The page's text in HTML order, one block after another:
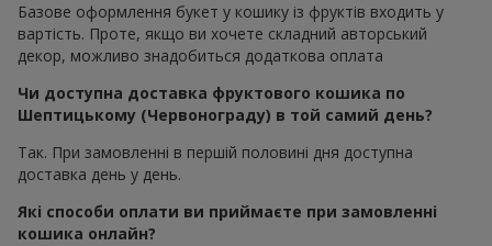
Базове оформлення букет у кошику із фруктів входить у
вартість. Проте, якщо ви хочете складний авторський
декор, можливо знадобиться додаткова оплата
Чи доступна доставка фруктового кошика по
Шептицькому (Червонограду) в той самий день?
Так. При замовленні в першій половині дня доступна
доставка день у день.
Які способи оплати ви приймаєте при замовленні
кошика онлайн?